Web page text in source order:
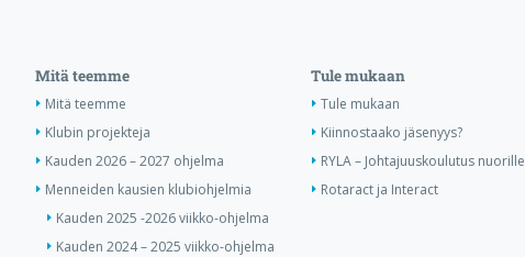
Mitä teemme
Mitä teemme
Klubin projekteja
Kauden 2026 – 2027 ohjelma
Menneiden kausien klubiohjelmia
Kauden 2025 -2026 viikko-ohjelma
Kauden 2024 – 2025 viikko-ohjelma
Tule mukaan
Tule mukaan
Kiinnostaako jäsenyys?
RYLA – Johtajuuskoulutus nuorille
Rotaract ja Interact